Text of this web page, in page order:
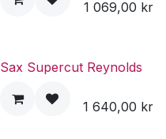
1 069,00 kr
Sax Supercut Reynolds
1 640,00 kr